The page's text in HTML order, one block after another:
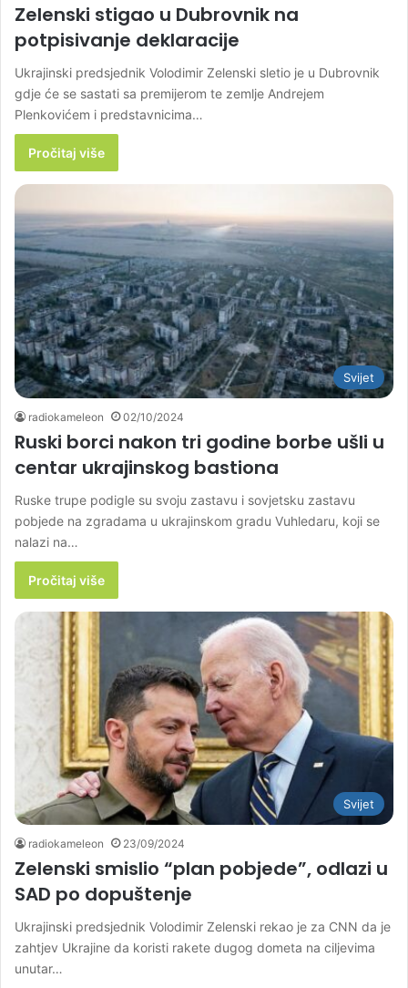
Zelenski stigao u Dubrovnik na
potpisivanje deklaracije
Ukrajinski predsjednik Volodimir Zelenski sletio je u Dubrovnik
gdje će se sastati sa premijerom te zemlje Andrejem
Plenkovićem i predstavnicima…
Pročitaj više
Svijet
radiokameleon 02/10/2024
Ruski borci nakon tri godine borbe ušli u
centar ukrajinskog bastiona
Ruske trupe podigle su svoju zastavu i sovjetsku zastavu
pobjede na zgradama u ukrajinskom gradu Vuhledaru, koji se
nalazi na…
Pročitaj više
Svijet
radiokameleon 23/09/2024
Zelenski smislio “plan pobjede”, odlazi u
SAD po dopuštenje
Ukrajinski predsjednik Volodimir Zelenski rekao je za CNN da je
zahtjev Ukrajine da koristi rakete dugog dometa na ciljevima
unutar…